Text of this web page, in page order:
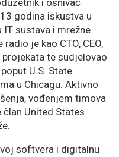
i osnivač
godina iskustva u
sustava i mrežne
je kao CTO, CEO,
te sudjelovao
U.S. State
u Chicagu. Aktivno
vođenjem timova
United States
softvera i digitalnu